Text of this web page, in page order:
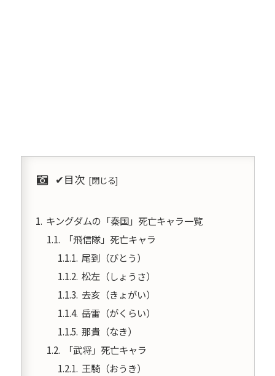
✔︎目次
キングダムの「秦国」死亡キャラ一覧
「飛信隊」死亡キャラ
尾到（びとう）
松左（しょうさ）
去亥（きょがい）
岳雷（がくらい）
那貴（なき）
「武将」死亡キャラ
王騎（おうき）